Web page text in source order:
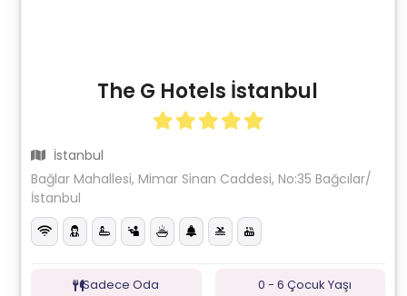
The G Hotels İstanbul
İstanbul
Bağlar Mahallesi, Mimar Sinan Caddesi, No:35 Bağcılar/
İstanbul
Sadece Oda 0 - 6 Çocuk Yaşı